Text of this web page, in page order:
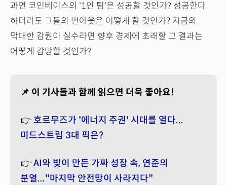
과연 코인베이스의 '1인 팀'은 성공할 것인가? 성공한다
하더라도 그들의 번아웃은 어떻게 할 것인가? 지금의
막대한 감원이 실수라면 향후 경제에 초래할 그 결과는
어떻게 감당할 것인가?
📌 이 기사들과 함께 읽으면 더욱 좋아요!
👉 호르무즈가 '에너지 주권' 시대를 열다...
미드스트림 3대 픽은?
👉AI와 빚이 만든 가짜 성장 속, 연준의
분열..."마지막 안전망이 사라지다"